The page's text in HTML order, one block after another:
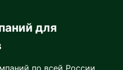
для
по всей России